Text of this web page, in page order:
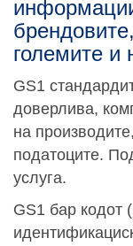
големите и
GS1
доверлива,
на
податоците.
услуга.
GS1 бар кодот